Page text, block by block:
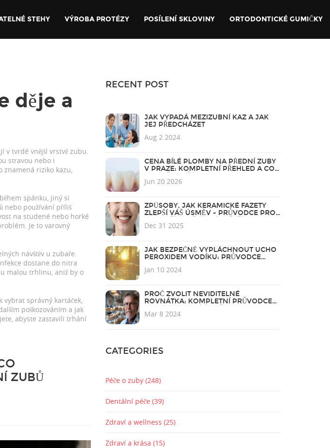
STEHY VÝROBA PROTÉZY POSÍLENÍ SKLOVINY ORTODONTICKÉ GUMIČKY
děje a
v tvrdé vnější vrstvě zubu.
stravou nebo i
znamená riziko kazu,
spánku, jiný si
nebo používání příliš
na studené nebo horké
Je to varovný
návštěv u zubaře.
dostane do nitra
malou trhlinu, aniž by o
vybrat správný kartáček,
poškozováním a jak
abyste zastavili trhání
ZUBŮ
RECENT POST
JAK VYPADÁ MEZIZUBNÍ KAZ A JAK
JEJ PŘEDCHÁZET
Aug 2 2024
CENA BÍLÉ PLOMBY NA PŘEDNÍ ZUBY
V PRAZE: KOMPLETNÍ PŘEHLED A CO
Jun 20 2026
ZPŮSOBY, JAK KERAMICKÉ FAZETY
ZLEPŠÍ VÁŠ ÚSMĚV - PRŮVODCE PRO
Dec 31 2025
JAK BEZPEČNĚ VYPLÁCHNOUT UCHO
PEROXIDEM VODÍKU: PRŮVODCE
Jan 10 2024
PROČ ZVOLIT NEVIDITELNÉ
ROVNÁTKA: KOMPLETNÍ PRŮVODCE
Mar 8 2024
CATEGORIES
Péče o zuby (248)
Dentální péče (39)
Zdraví a wellness (25)
Zdraví a krása (15)